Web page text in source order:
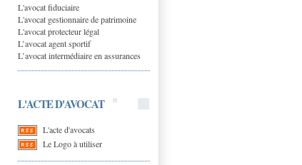
L'avocat fiduciaire
L'avocat gestionnaire de patrimoine
L'avocat protecteur légal
L’avocat agent sportif
L’avocat intermédiaire en assurances
L'ACTE D'AVOCAT
L'acte d'avocats
Le Logo à utiliser